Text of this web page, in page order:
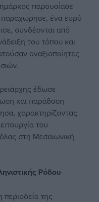
παρουσίασε
ένα ευρύ
συνδέονται από
του τόπου και
αναξιοποίητες
έδωσε
και παράδοση
χαρακτηρίζοντας
του
στη Μεσαιωνική
Ρόδου
της